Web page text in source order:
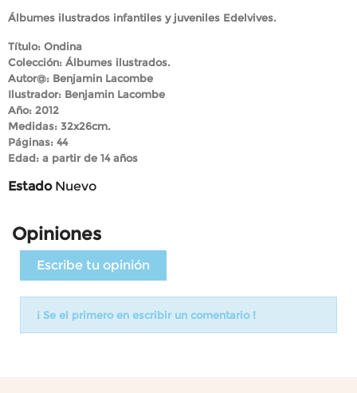
Álbumes ilustrados infantiles y juveniles Edelvives.
Título: Ondina
Colección: Álbumes ilustrados.
Autor@: Benjamin Lacombe
Ilustrador: Benjamin Lacombe
Año: 2012
Medidas: 32x26cm.
Páginas: 44
Edad: a partir de 14 años
Estado Nuevo
Opiniones
Escribe tu opinión
¡ Se el primero en escribir un comentario !